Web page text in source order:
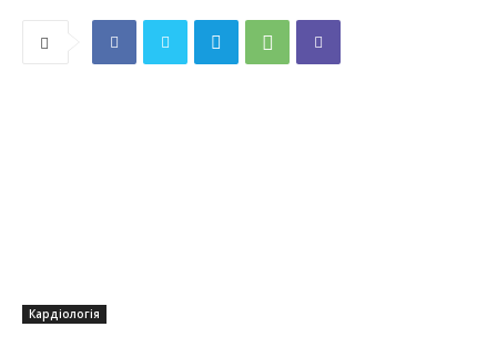
Кардіологія